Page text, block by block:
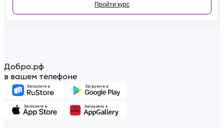
Пройти курс
Добро.рф
в вашем телефоне